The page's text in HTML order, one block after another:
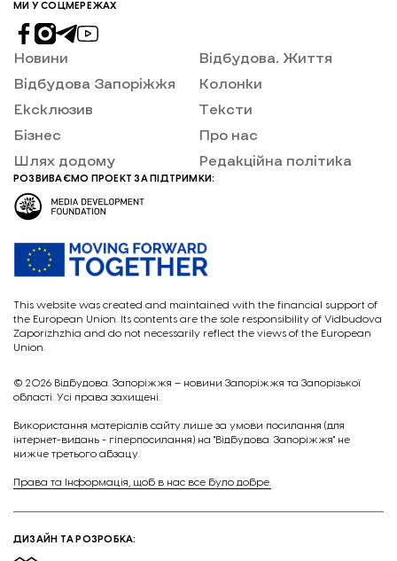
МИ У СОЦМЕРЕЖАХ
Новини
Відбудова Запоріжжя
Ексклюзив
Бізнес
Шлях додому
Відбудова. Життя
Колонки
Тексти
Про нас
Редакційна політика
РОЗВИВАЄМО ПРОЕКТ ЗА ПІДТРИМКИ:
This website was created and maintained with the financial support of
the European Union. Its contents are the sole responsibility of Vidbudova
Zaporizhzhia and do not necessarily reflect the views of the European
Union.
© 2026 Відбудова. Запоріжжя – новини Запоріжжя та Запорізької
області. Усі права захищені.
Викориcтання матеріалів сайту лише за умови посилання (для
інтернет-видань - гіперпосилання) на "Відбудова. Запоріжжя" не
нижче третього абзацу.
Права та Інформація, щоб в нас все було добре.
ДИЗАЙН ТА РОЗРОБКА: